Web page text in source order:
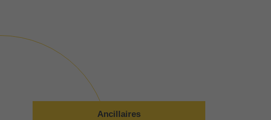
Ancillaires